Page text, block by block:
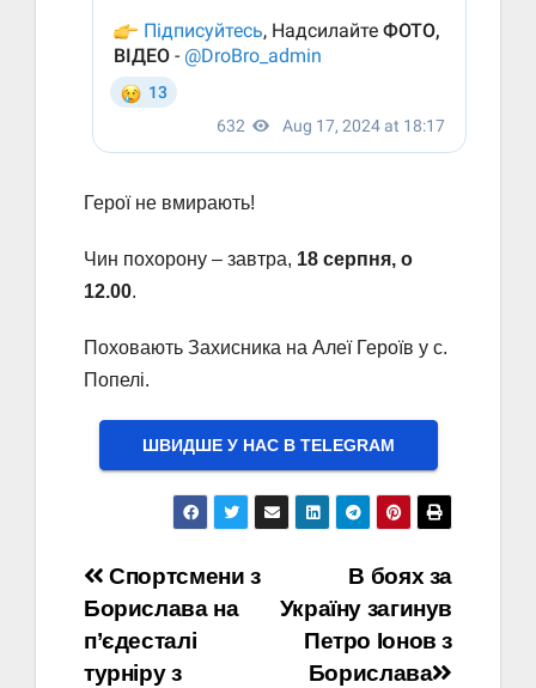
Герої не вмирають!
Чин похорону – завтра, 18 серпня, о
12.00.
Поховають Захисника на Алеї Героїв у с.
Попелі.
ШВИДШЕ У НАС В ТELEGRAM
Навігація
записів
В боях за
Україну загинув
Петро Іонов з
Борислава
Спортсмени з
Борислава на
п’єдесталі
турніру з